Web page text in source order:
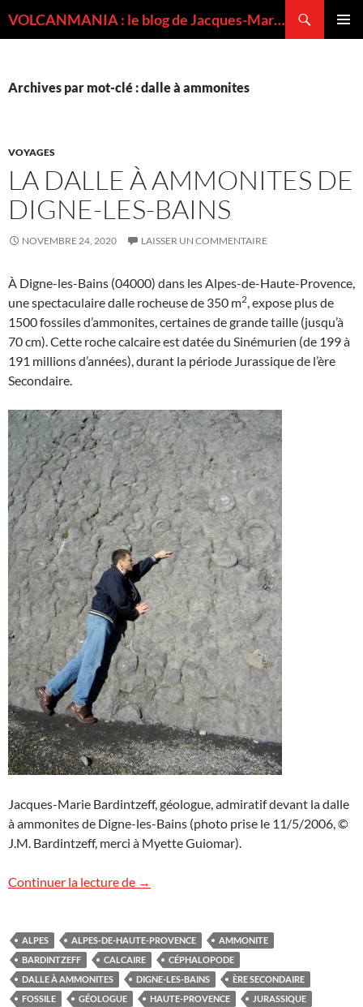
VOLCANMANIA : le blog de Jacques-Marie BARDINTZEFF, volcanologue
Archives par mot-clé : dalle à ammonites
VOYAGES
LA DALLE À AMMONITES DE
DIGNE-LES-BAINS
NOVEMBRE 24, 2020 LAISSER UN COMMENTAIRE
À Digne-les-Bains (04000) dans les Alpes-de-Haute-Provence,
une spectaculaire dalle rocheuse de 350 m2, expose plus de
1500 fossiles d’ammonites, certaines de grande taille (jusqu’à
70 cm). Cette roche calcaire est datée du Sinémurien (de 199 à
191 millions d’années), durant la période Jurassique de l’ère
Secondaire.
Jacques-Marie Bardintzeff, géologue, admiratif devant la dalle
à ammonites de Digne-les-Bains (photo prise le 11/5/2006, ©
J.M. Bardintzeff, merci à Myette Guiomar).
Continuer la lecture de La dalle à ammonites de Digne-les-Bains
→
ALPES ALPES-DE-HAUTE-PROVENCE
AMMONITE
BARDINTZEFF
CALCAIRE
CÉPHALOPODE
DALLE À AMMONITES
DIGNE-LES-BAINS
ÈRE SECONDAIRE
FOSSILE
GÉOLOGUE HAUTE-PROVENCE
JURASSIQUE